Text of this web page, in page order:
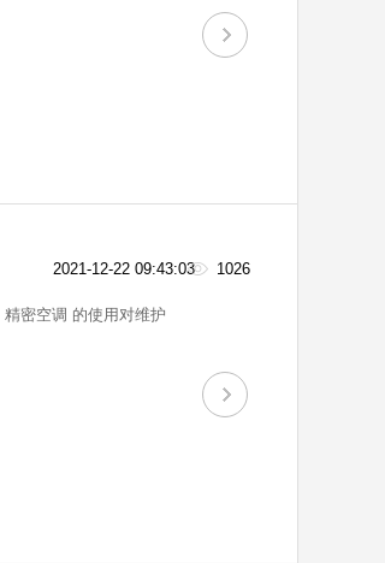
密空调 的使用对维护
2021-12-22 09:43:03 1026